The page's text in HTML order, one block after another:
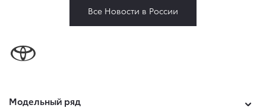
Все Новости в России
Модельный ряд